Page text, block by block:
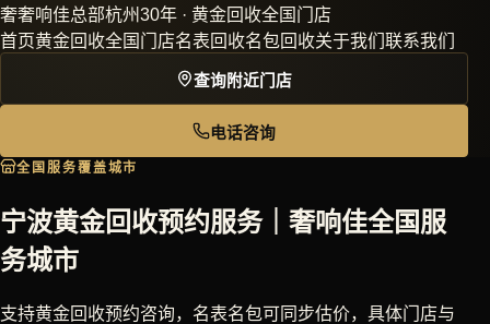
奢奢响佳总部杭州30年 · 黄金回收全国门店
首页黄金回收全国门店名表回收名包回收关于我们 联系我们
查询附近门店
电话咨询
全国服务覆盖城市
宁波黄金回收预约服务｜奢响佳全国服
务城市
支持黄金回收预约咨询，名表名包可同步估价，具体门店与